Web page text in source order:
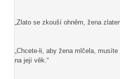
„Zlato se zkouší ohněm, žena
„Chcete-li, aby žena mlčela,
na její věk.“